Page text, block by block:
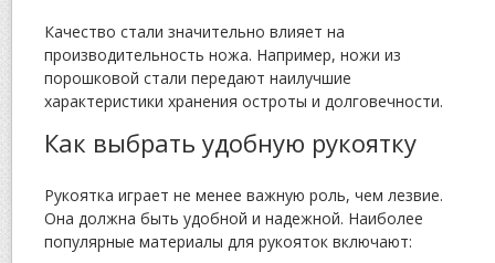
Качество стали значительно влияет на
производительность ножа. Например, ножи из
порошковой стали передают наилучшие
характеристики хранения остроты и долговечности.
Как выбрать удобную рукоятку
Рукоятка играет не менее важную роль, чем лезвие.
Она должна быть удобной и надежной. Наиболее
популярные материалы для рукояток включают: